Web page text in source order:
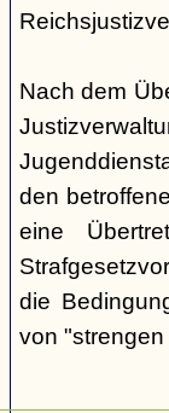
Nach dem
den
eine
die
von